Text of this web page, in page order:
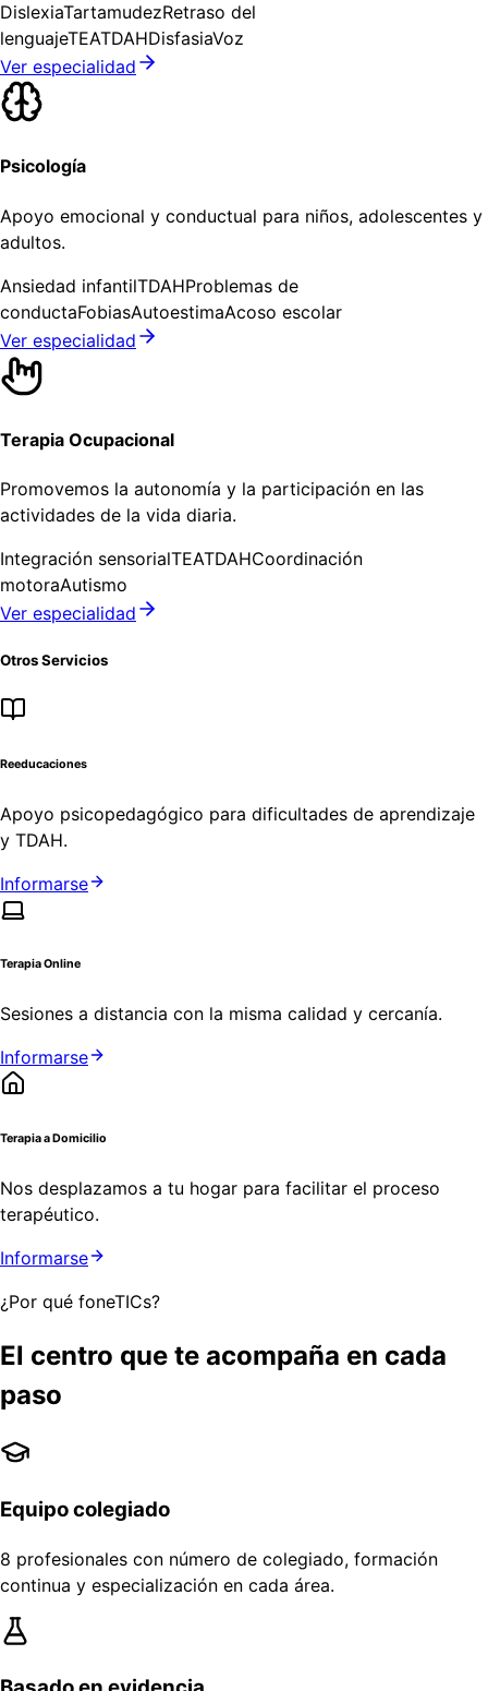
DislexiaTartamudezRetraso del
lenguajeTEATDAHDisfasiaVoz
Ver especialidad
Psicología
Apoyo emocional y conductual para niños, adolescentes y
adultos.
Ansiedad infantilTDAHProblemas de
conductaFobiasAutoestimaAcoso escolar
Ver especialidad
Terapia Ocupacional
Promovemos la autonomía y la participación en las
actividades de la vida diaria.
Integración sensorialTEATDAHCoordinación
motoraAutismo
Ver especialidad
Otros Servicios
Reeducaciones
Apoyo psicopedagógico para dificultades de aprendizaje
y TDAH.
Informarse
Terapia Online
Sesiones a distancia con la misma calidad y cercanía.
Informarse
Terapia a Domicilio
Nos desplazamos a tu hogar para facilitar el proceso
terapéutico.
Informarse
¿Por qué foneTICs?
El centro que te acompaña en cada
paso
Equipo colegiado
8 profesionales con número de colegiado, formación
continua y especialización en cada área.